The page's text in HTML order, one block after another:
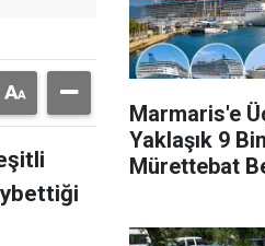
Marmaris'e
Yaklaşık 9
Mürettebat